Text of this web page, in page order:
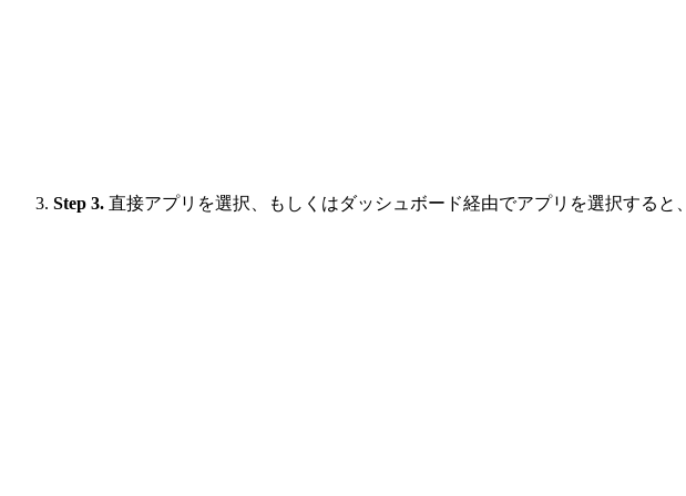
Step 3. 直接アプリを選択、もしくはダッシュボード経由でアプリを選択すると、